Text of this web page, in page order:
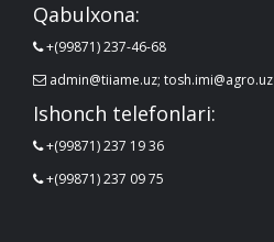
Qabulxona:
+(99871) 237-46-68
admin@tiiame.uz; tosh.imi@agro.uz
Ishonch telefonlari:
+(99871) 237 19 36
+(99871) 237 09 75